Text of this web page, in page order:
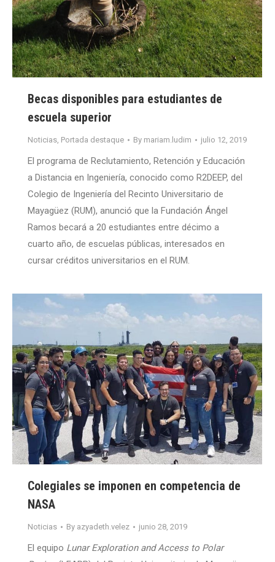
Becas disponibles para estudiantes de
escuela superior
Noticias, Portada destaque By mariam.ludim julio 12, 2019
El programa de Reclutamiento, Retención y Educación
a Distancia en Ingeniería, conocido como R2DEEP, del
Colegio de Ingeniería del Recinto Universitario de
Mayagüez (RUM), anunció que la Fundación Ángel
Ramos becará a 20 estudiantes entre décimo a
cuarto año, de escuelas públicas, interesados en
cursar créditos universitarios en el RUM.
Colegiales se imponen en competencia de
NASA
Noticias By azyadeth.velez junio 28, 2019
El equipo Lunar Exploration and Access to Polar